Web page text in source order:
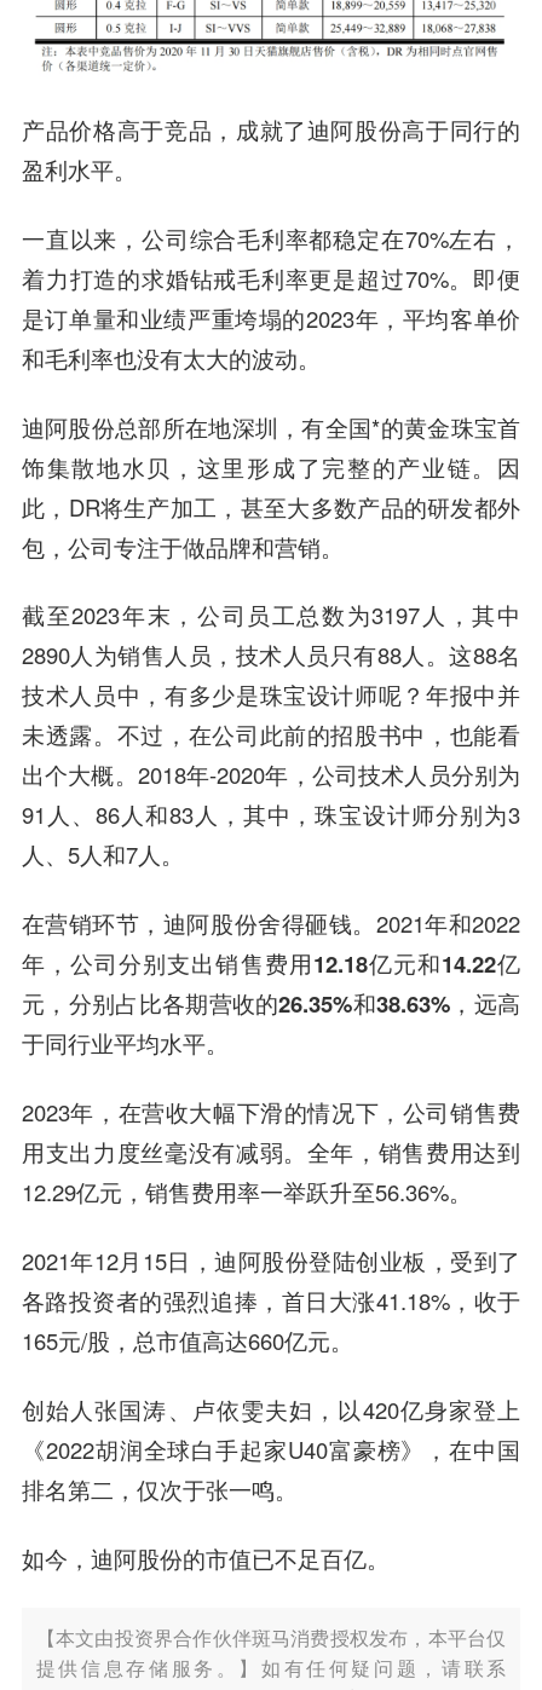
产品价格高于竞品，成就了迪阿股份高于同行的
盈利水平。
一直以来，公司综合毛利率都稳定在70%左右，
着力打造的求婚钻戒毛利率更是超过70%。即便
是订单量和业绩严重垮塌的2023年，平均客单价
和毛利率也没有太大的波动。
迪阿股份总部所在地深圳，有全国*的黄金珠宝首
饰集散地水贝，这里形成了完整的产业链。因
此，DR将生产加工，甚至大多数产品的研发都外
包，公司专注于做品牌和营销。
截至2023年末，公司员工总数为3197人，其中
2890人为销售人员，技术人员只有88人。这88名
技术人员中，有多少是珠宝设计师呢？年报中并
未透露。不过，在公司此前的招股书中，也能看
出个大概。2018年-2020年，公司技术人员分别为
91人、86人和83人，其中，珠宝设计师分别为3
人、5人和7人。
在营销环节，迪阿股份舍得砸钱。2021年和2022
年，公司分别支出销售费用12.18亿元和14.22亿
元，分别占比各期营收的26.35%和38.63% ，远高
于同行业平均水平。
2023年，在营收大幅下滑的情况下，公司销售费
用支出力度丝毫没有减弱。全年，销售费用达到
12.29亿元，销售费用率一举跃升至56.36%。
2021年12月15日，迪阿股份登陆创业板，受到了
各路投资者的强烈追捧，首日大涨41.18%，收于
165元/股，总市值高达660亿元。
创始人张国涛、卢依雯夫妇，以420亿身家登上
《2022胡润全球白手起家U40富豪榜》，在中国
排名第二，仅次于张一鸣。
如今，迪阿股份的市值已不足百亿。
【本文由投资界合作伙伴斑马消费授权发布，本平台仅
提供信息存储服务。】如有任何疑问题，请联系